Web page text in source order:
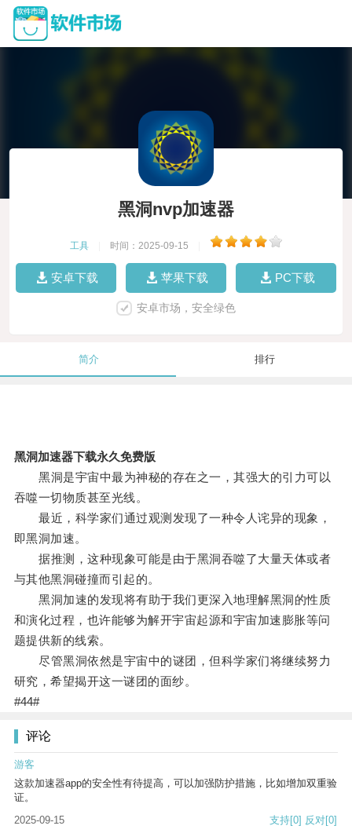
黑洞nvp加速器
工具 时间：2025-09-15
安卓下载 苹果下载 PC下载
安卓市场，安全绿色
简介 排行
黑洞加速器下载永久免费版
黑洞是宇宙中最为神秘的存在之一，其强大的引力可以
吞噬一切物质甚至光线。
最近，科学家们通过观测发现了一种令人诧异的现象，
即黑洞加速。
据推测，这种现象可能是由于黑洞吞噬了大量天体或者
与其他黑洞碰撞而引起的。
黑洞加速的发现将有助于我们更深入地理解黑洞的性质
和演化过程，也许能够为解开宇宙起源和宇宙加速膨胀等问
题提供新的线索。
尽管黑洞依然是宇宙中的谜团，但科学家们将继续努力
研究，希望揭开这一谜团的面纱。
#44#
评论
游客
这款加速器app的安全性有待提高，可以加强防护措施，比如增加双重验
证。
2025-09-15
支持[0] 反对[0]